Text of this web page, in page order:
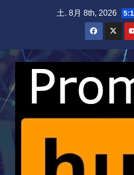
土. 8月 8th, 2026